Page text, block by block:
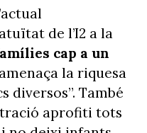
de l’I2 a la
cap a un
la riquesa
diversos”. També
aprofiti tots